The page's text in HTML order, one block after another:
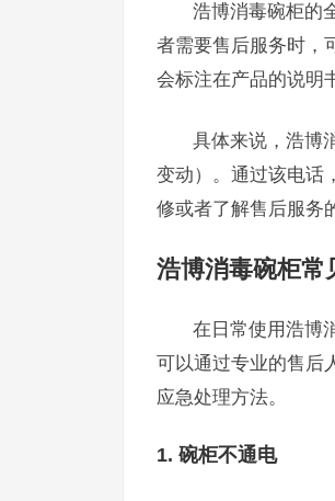
浩博消毒碗柜的
者需要售后服务时，
会标注在产品的说明
具体来说，浩博
变动）。通过该电话
修或者了解售后服务
浩博消毒碗柜常
在日常使用浩博
可以通过专业的售后
应急处理方法。
1. 碗柜不通电